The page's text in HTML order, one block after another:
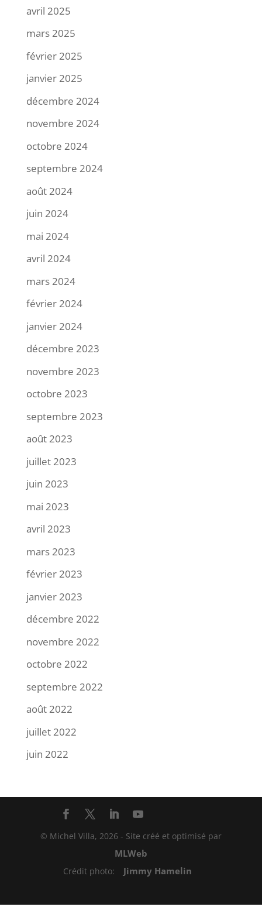
avril 2025
mars 2025
février 2025
janvier 2025
décembre 2024
novembre 2024
octobre 2024
septembre 2024
août 2024
juin 2024
mai 2024
avril 2024
mars 2024
février 2024
janvier 2024
décembre 2023
novembre 2023
octobre 2023
septembre 2023
août 2023
juillet 2023
juin 2023
mai 2023
avril 2023
mars 2023
février 2023
janvier 2023
décembre 2022
novembre 2022
octobre 2022
septembre 2022
août 2022
juillet 2022
juin 2022
© Michel Villa, 2026 - Site créé et optimisé par
MLWeb
Crédit photo: Jimmy Hamelin